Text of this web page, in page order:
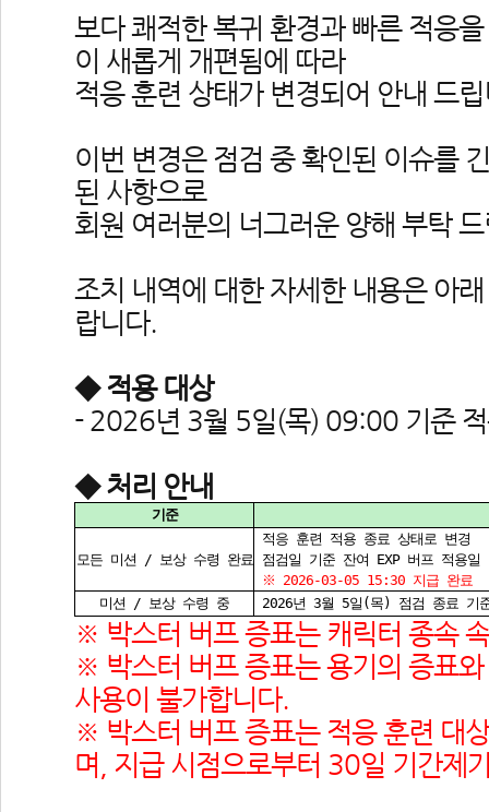
보다 쾌적한 복귀 환경과 빠른 적응
이 새롭게 개편됨에 따라
적응 훈련 상태가 변경되어 안내 드
이번 변경은 점검 중 확인된 이슈를
된 사항으로
회원 여러분의 너그러운 양해 부탁
조치 내역에 대한 자세한 내용은 아
랍니다.
◆ 적용 대상
- 2026년 3월 5일(목) 09:00 기준
◆ 처리 안내
기준
모든 미션 / 보상 수령 완료
적응 훈련 적용 종료 상태로 변경
점검일 기준 잔여 EXP 버프 적용
※ 2026-03-05 15:30 지급 완료
미션 / 보상 수령 중
2026년 3월 5일(목) 점검 종료 기
※ 박스터 버프 증표는 캐릭터 종속
※ 박스터 버프 증표는 용기의 증표
사용이 불가합니다.
※ 박스터 버프 증표는 적응 훈련 대
며, 지급 시점으로부터 30일 기간제